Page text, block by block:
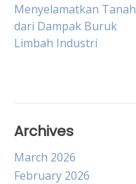
Post
navigation
Menyelamatkan Tanah
dari Dampak Buruk
Limbah Industri
Archives
March 2026
February 2026